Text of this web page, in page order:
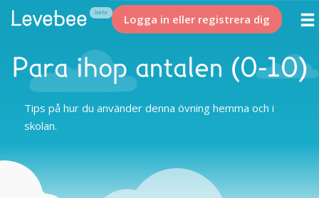
Logga in eller registrera dig
Para ihop antalen (0-10)
Tips på hur du använder denna övning hemma och i
skolan.